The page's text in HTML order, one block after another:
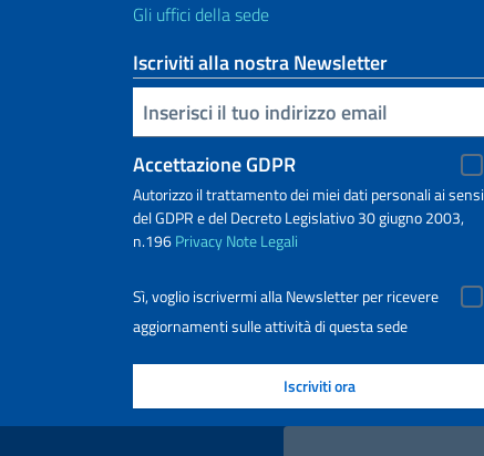
Gli uffici della sede
Iscriviti alla nostra Newsletter
Inserisci la tua email
Accettazione GDPR
Autorizzo il trattamento dei miei dati personali ai sensi
del GDPR e del Decreto Legislativo 30 giugno 2003,
n.196PrivacyNote Legali
Sì, voglio iscrivermi alla Newsletter per ricevere
aggiornamenti sulle attività di questa sede